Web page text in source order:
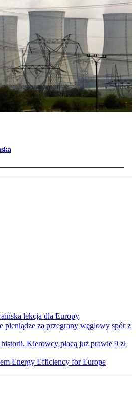
lekcja dla Europy
pieniądze za przegrany węglowy spór z
Kierowcy płacą już prawie 9 zł
Energy Efficiency for Europe